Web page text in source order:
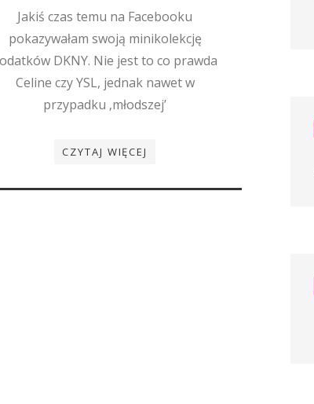
Jakiś czas temu na Facebooku
pokazywałam swoją minikolekcję
DKNY. Nie jest to co prawda
Celine czy YSL, jednak nawet w
przypadku ‚młodszej’
CZYTAJ WIĘCEJ